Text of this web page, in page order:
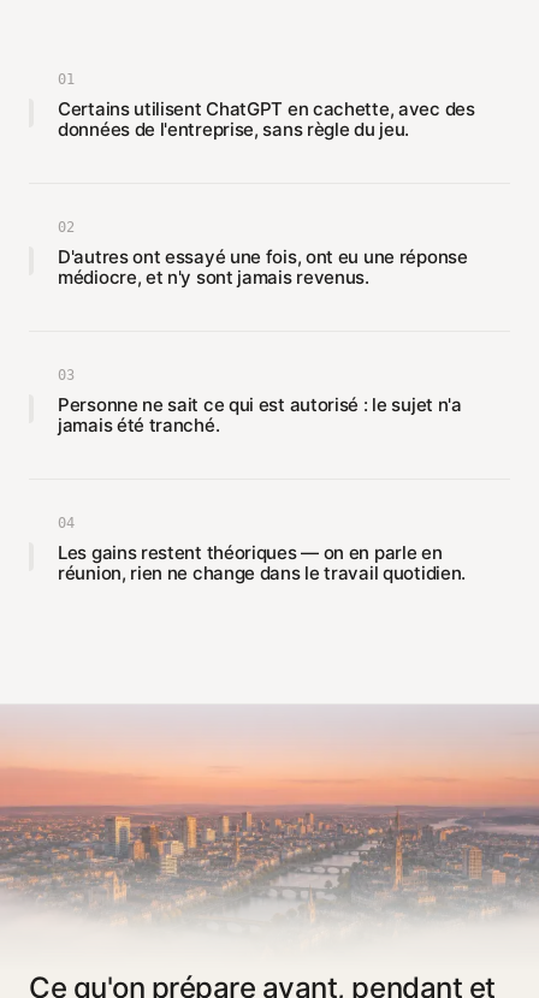
01
Certains utilisent ChatGPT en cachette, avec des
données de l'entreprise, sans règle du jeu.
02
D'autres ont essayé une fois, ont eu une réponse
médiocre, et n'y sont jamais revenus.
03
Personne ne sait ce qui est autorisé : le sujet n'a
jamais été tranché.
04
Les gains restent théoriques — on en parle en
réunion, rien ne change dans le travail quotidien.
Ce qu'on prépare avant, pendant et